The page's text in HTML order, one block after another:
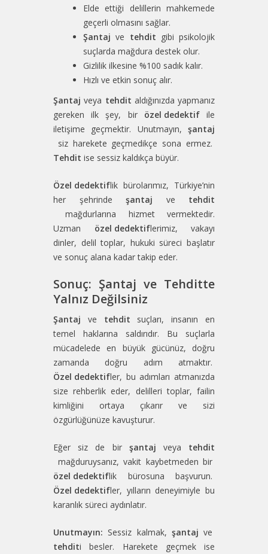
Elde ettiği delillerin mahkemede
geçerli olmasını sağlar.
Şantaj ve tehdit gibi psikolojik
suçlarda mağdura destek olur.
Gizlilik ilkesine %100 sadık kalır.
Hızlı ve etkin sonuç alır.
Şantaj veya tehdit aldığınızda yapmanız
gereken ilk şey, bir özel dedektifile
iletişime geçmektir. Unutmayın, şantaj
siz harekete geçmedikçe sona ermez.
Tehdit ise sessiz kaldıkça büyür.
Özel dedektiflik bürolarımız, Türkiye’nin
her şehrinde şantaj ve tehdit
mağdurlarına hizmet vermektedir.
Uzman özel dedektiflerimiz, vakayı
dinler, delil toplar, hukuki süreci başlatır
ve sonuç alana kadar takip eder.
Sonuç: Şantaj ve Tehditte
Yalnız Değilsiniz
Şantaj ve tehdit suçları, insanın en
temel haklarına saldırıdır. Bu suçlarla
mücadelede en büyük gücünüz, doğru
zamanda doğru adım atmaktır.
Özel dedektifler, bu adımları atmanızda
size rehberlik eder, delilleri toplar, failin
kimliğini ortaya çıkarır ve sizi
özgürlüğünüze kavuşturur.
Eğer siz de bir şantaj veya tehdit
mağduruysanız, vakit kaybetmeden bir
özel dedektiflik bürosuna başvurun.
Özel dedektifler, yılların deneyimiyle bu
karanlık süreci aydınlatır.
Unutmayın: Sessiz kalmak, şantaj ve
tehditi besler. Harekete geçmek ise